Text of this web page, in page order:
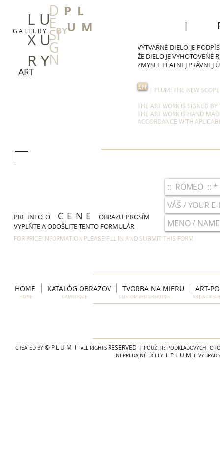
P L
U M
BY
G A L L E R Y
D
E
SI
G
N
L U
X U
R Y
ART
|
VÝTVARNÉ DIELO JE
ŽE DIELO JE VYHOTOVENÉ
ZMYSLE PLATNEJ PRÁVNEJ
| PLUM: THE NEW SCOPE
THE ART WORK IS SIGNED
THE ART WORK IS HAND
ACCORDANCE WITH
EN
FOR PRICE INFORMATION PLEASE FILL IN AND SUBMIT THIS FORM
PRE INFO O C E N E OBRAZU PROSÍM
VYPLŇTE A ODOŠLITE TENTO FORMULÁR
HOME KATALÓG OBRAZOV TVORBA NA MIERU ART-
HOME CATALOQUE CUSTOMIZED CREATING ART-
CREATED BY © P L U M I ALL RIGHTS RESERVED I POUŽITIE PODKLADOVÝCH
NEPREDAJNÉ ÚČELY I P L U M JE